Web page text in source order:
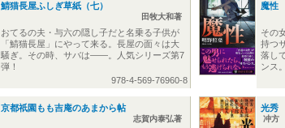
鯖猫長屋ふしぎ草紙（七）
田牧大和著
おてるの夫・与六の隠し子だと名乗る子供が
「鯖猫長屋」にやって来る。長屋の面々は大
騒ぎ。その時、サバは――。人気シリーズ第7
弾！
978-4-569-76960-8
魔性
その
持つ
落し
ンス。
京都祇園もも吉庵のあまから帖
志賀内泰弘著
光秀
冲方